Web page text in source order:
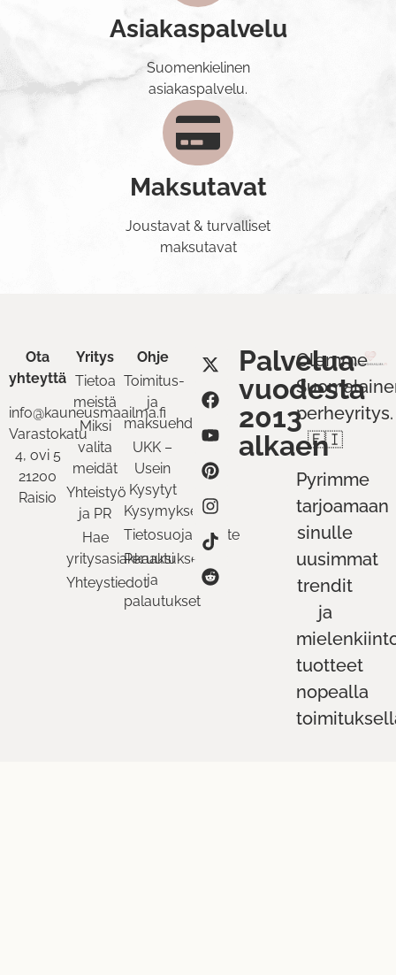
Asiakaspalvelu
Suomenkielinen
asiakaspalvelu.
Maksutavat
Joustavat & turvalliset
maksutavat
Ota
yhteyttä
info@kauneusmaailma.fi
Varastokatu
4, ovi 5
21200
Raisio
Yritys
Tietoa
meistä
Miksi
valita
meidät
Yhteistyö
ja PR
Hae
yritysasiakkaaksi
Yhteystiedot
Ohje
Toimitus-
ja
maksuehdot
UKK –
Usein
Kysytyt
Kysymykset
Tietosuojaseloste
Peruutukset
ja
palautukset
Palvelua
vuodesta
2013
alkaen
Olemme
perheyritys.
🇫🇮
Pyrimme
tarjoamaan
sinulle
uusimmat
trendit
ja
tuotteet
nopealla